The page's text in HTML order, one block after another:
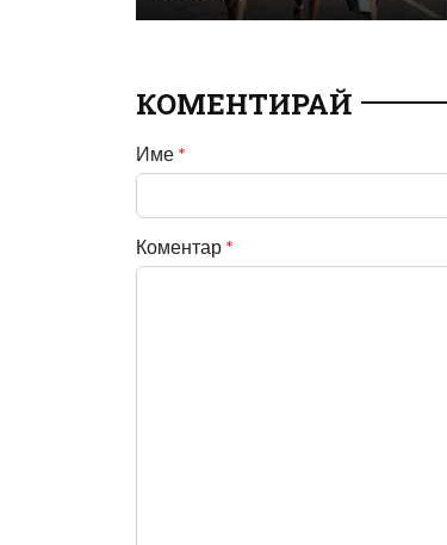
КОМЕНТИРАЙ
Име *
Коментар *